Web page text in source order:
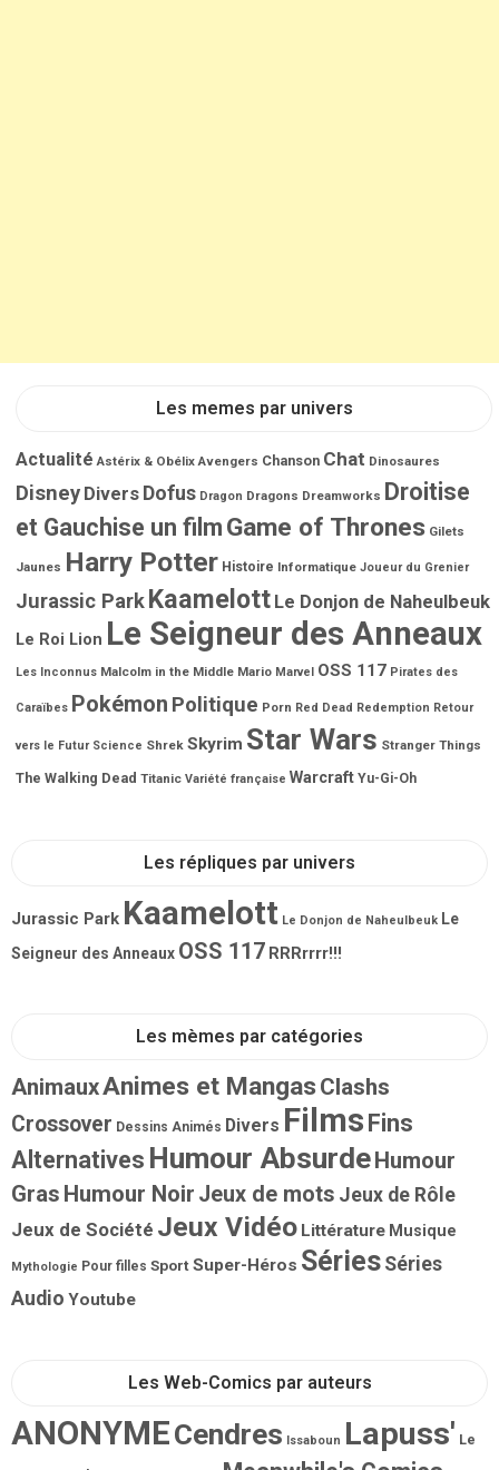
Les memes par univers
Actualité Astérix & Obélix Avengers Chanson Chat Dinosaures
Disney Divers Dofus Dragon Dragons Dreamworks Droitise
et Gauchise un film Game of Thrones Gilets
Jaunes Harry Potter Histoire Informatique Joueur du Grenier
Jurassic ParkKaamelott Le Donjon de Naheulbeuk
Le Roi Lion Le Seigneur des Anneaux
Les Inconnus Malcolm in the Middle Mario Marvel OSS 117 Pirates des
Caraïbes Pokémon Politique Porn Red Dead Redemption Retour
vers le Futur Science Shrek Skyrim Star Wars Stranger Things
The Walking Dead Titanic Variété française Warcraft Yu-Gi-Oh
Les répliques par univers
Jurassic Park Kaamelott Le Donjon de Naheulbeuk Le
Seigneur des Anneaux OSS 117 RRRrrrr!!!
Les mèmes par catégories
AnimauxAnimes et MangasClashs
Crossover Dessins Animés Divers Films Fins
Alternatives Humour AbsurdeHumour
Gras Humour Noir Jeux de mots Jeux de Rôle
Jeux de Société Jeux Vidéo Littérature Musique
Mythologie Pour filles SportSuper-Héros Séries Séries
Audio Youtube
Les Web-Comics par auteurs
ANONYMECendres Issaboun Lapuss' Le